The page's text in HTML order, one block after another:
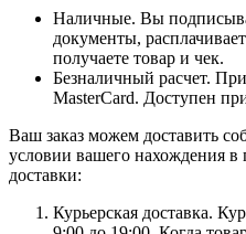
Наличные. Вы
документы,
получаете товар и чек.
Безналичный расчет.
MasterCard. Доступен
Ваш заказ можем доставить
условии вашего нахождения в
доставки:
Курьерская доставка.